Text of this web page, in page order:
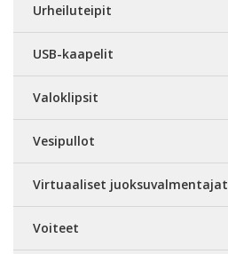
Urheiluteipit
USB-kaapelit
Valoklipsit
Vesipullot
Virtuaaliset juoksuvalmentajat
Voiteet